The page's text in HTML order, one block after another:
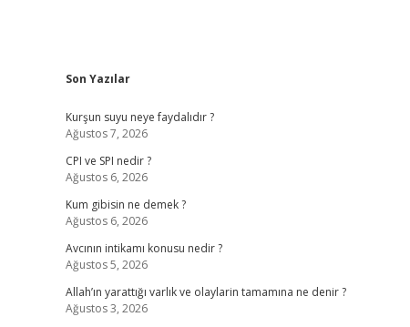
Sidebar
Son Yazılar
Kurşun suyu neye faydalıdır ?
Ağustos 7, 2026
CPI ve SPI nedir ?
Ağustos 6, 2026
Kum gibisin ne demek ?
Ağustos 6, 2026
Avcının intikamı konusu nedir ?
Ağustos 5, 2026
Allah’ın yarattığı varlık ve olaylarin tamamına ne denir ?
Ağustos 3, 2026